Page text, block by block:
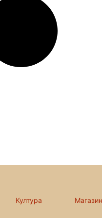
Култура Магазин